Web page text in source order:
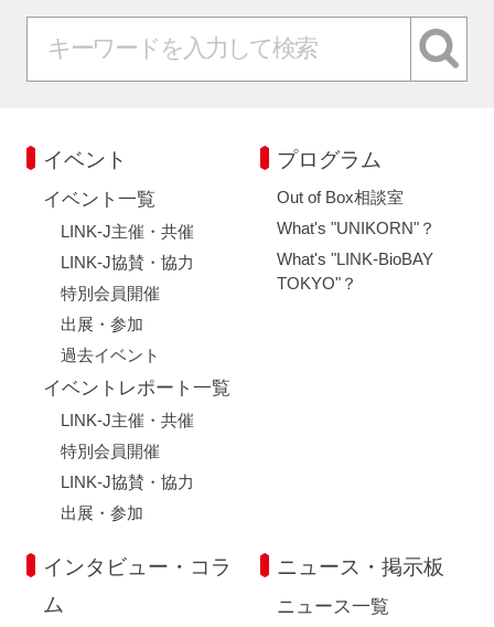
イベント
イベント一覧
LINK-J主催・共催
LINK-J協賛・協力
特別会員開催
出展・参加
過去イベント
イベントレポート一覧
LINK-J主催・共催
特別会員開催
LINK-J協賛・協力
出展・参加
プログラム
Out of Box相談室
What's "UNIKORN"？
What's "LINK-BioBAY
TOKYO"？
インタビュー・コラ
ム
ニュース・掲示板
ニュース一覧